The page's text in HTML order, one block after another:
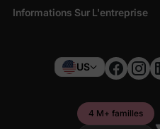
Informations Sur L'entreprise
US
4 M+ familles